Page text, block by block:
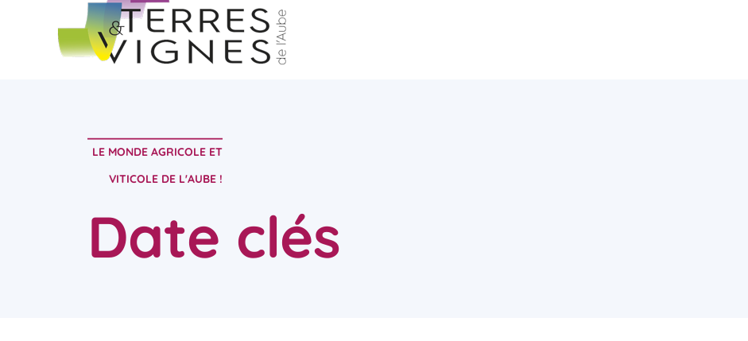
LE MONDE AGRICOLE ET
VITICOLE DE L'AUBE !
Date clés